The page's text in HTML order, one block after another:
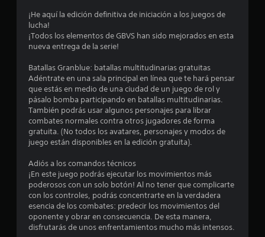
c
o
s
t
e
l
a
s
¡He aquí la edición definitiva de iniciación a los juegos de
lucha!
¡Todos los elementos de GBVS han sido mejorados en esta
nueva entrega de la serie!
Batallas Granblue: batallas multitudinarias gratuitas
Adéntrate en una sala principal en línea que te hará pensar
que estás en medio de una ciudad de un juego de rol y
pásalo bomba participando en batallas multitudinarias.
También podrás usar algunos personajes para librar
combates normales contra otros jugadores de forma
gratuita. (No todos los avatares, personajes y modos de
juego están disponibles en la edición gratuita).
Adiós a los comandos técnicos
¡En este juego podrás ejecutar los movimientos más
poderosos con un solo botón! Al no tener que complicarte
con los controles, podrás concentrarte en la verdadera
esencia de los combates: predecir los movimientos del
oponente y obrar en consecuencia. De esta manera,
disfrutarás de unos enfrentamientos mucho más intensos.